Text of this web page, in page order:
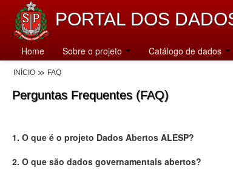
PORTAL DOS
Home Sobre o projeto Catálogo de dados
INÍCIO FAQ
Perguntas Frequentes (FAQ)
1. O que é o projeto Dados Abertos ALESP?
2. O que são dados governamentais abertos?